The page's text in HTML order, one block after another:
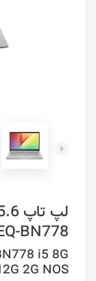
BN778
i5 8G
2G NOS